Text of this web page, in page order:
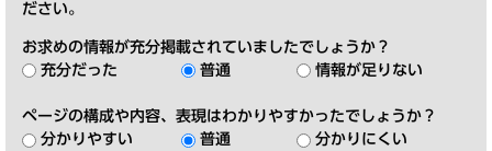
ださい。
お求めの情報が充分掲載されていましたでしょうか？
充分だった
普通 情報が足りない
ページの構成や内容、表現はわかりやすかったでしょうか？
分かりやすい
普通 分かりにくい